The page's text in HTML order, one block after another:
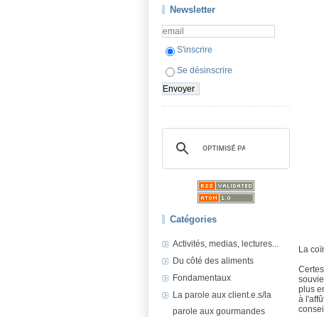
Newsletter
S'inscrire
Se désinscrire
Catégories
Activités, medias, lectures...
Du côté des aliments
Fondamentaux
La parole aux client.e.s/la
parole aux gourmandes
La
plus
à